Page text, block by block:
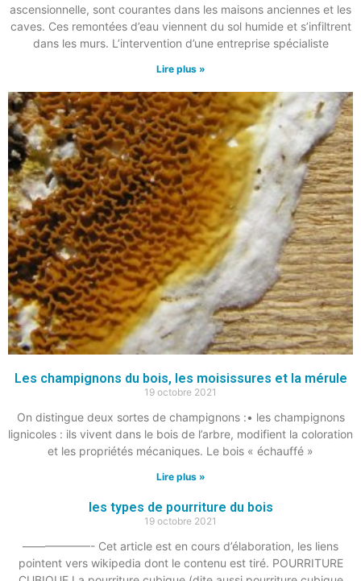
ascensionnelle, sont courantes dans les maisons anciennes et les
caves. Ces remontées d’eau viennent du sol humide et s’infiltrent
dans les murs. L’intervention d’une entreprise spécialiste
Lire plus »
Les champignons du bois, les moisissures et la mérule
19 octobre 2021
On distingue deux sortes de champignons :• les champignons
lignicoles : ils vivent dans le bois de l’arbre, modifient la coloration
et les propriétés mécaniques. Le bois « échauffé »
Lire plus »
les types de pourriture du bois
19 octobre 2021
——————- Cet article est en cours d’élaboration, les liens
pointent vers wikipedia dont le contenu est tiré. POURRITURE